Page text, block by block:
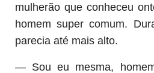
mulherão que conheceu
homem super comum.
parecia até mais alto.
— Sou eu mesma,